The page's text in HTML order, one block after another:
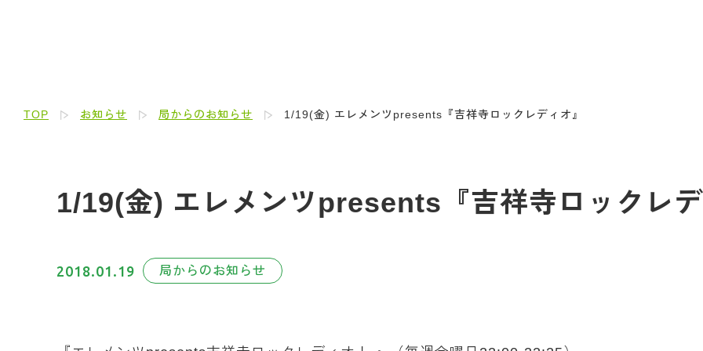
TOP お知らせ 局からのお知らせ 1/19(金) エレメンツpresents『吉祥寺ロックレディオ』
1/19(金) エレメンツpresents『吉祥寺ロックレ
2018.01.19 局からのお知らせ